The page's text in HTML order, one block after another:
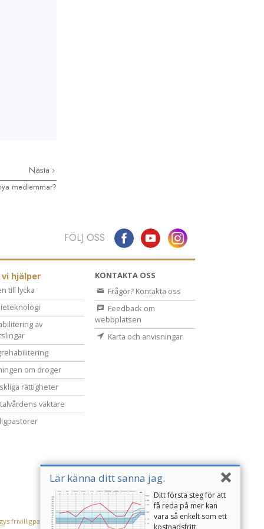
Nästa
medlemmar?
Lär känna ditt sanna jag.
Ditt första steg för att
få reda på mer kan
vara så enkelt som ett
FÖLJ OSS
vi hjälper
till lycka
av
om droger
rättigheter
väktare
KONTAKTA OSS
Frågor? Kontakta oss
Feedback om
webbplatsen
Karta och anvisningar
frivilligpastorer